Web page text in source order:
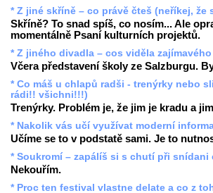
* Z jiné skříně – co právě čteš (neříkej, že
Skříně? To snad spíš, co nosím... Ale
momentálně Psaní kulturních projektů.
* Z jiného divadla – cos viděla
Včera představení školy ze Salzburgu.
* Co máš u chlapů radši - trenýrky nebo
rádi!! všichni!!!)
Trenýrky. Problém je, že jim je kradu a
* Nakolik vás učí využívat moderní
Učíme se to v podstatě sami. Je to
* Soukromí – zapálíš si s chutí při snídani
Nekouřím.
* Proc ten festival vlastne delate a co z